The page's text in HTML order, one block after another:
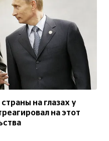
на глазах у
на этот